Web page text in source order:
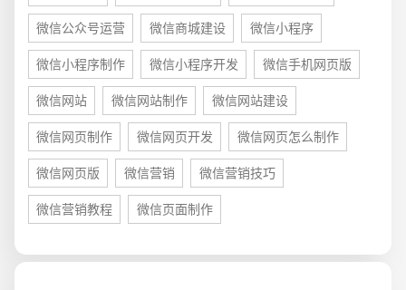
微信公众号运营 微信商城建设 微信小程序
微信小程序制作 微信小程序开发 微信手机网页版
微信网站 微信网站制作 微信网站建设
微信网页制作 微信网页开发 微信网页怎么制作
微信网页版 微信营销 微信营销技巧
微信营销教程 微信页面制作